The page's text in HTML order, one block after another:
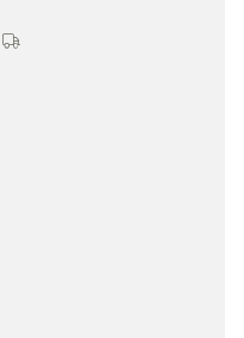
Dieser Artikel wird per Spedition